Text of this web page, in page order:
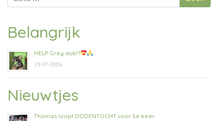
naar:
Belangrijk
HELP Grey aub!?
19-07-2026
Nieuwtjes
Thomas loopt DODENTOCHT voor 5e keer